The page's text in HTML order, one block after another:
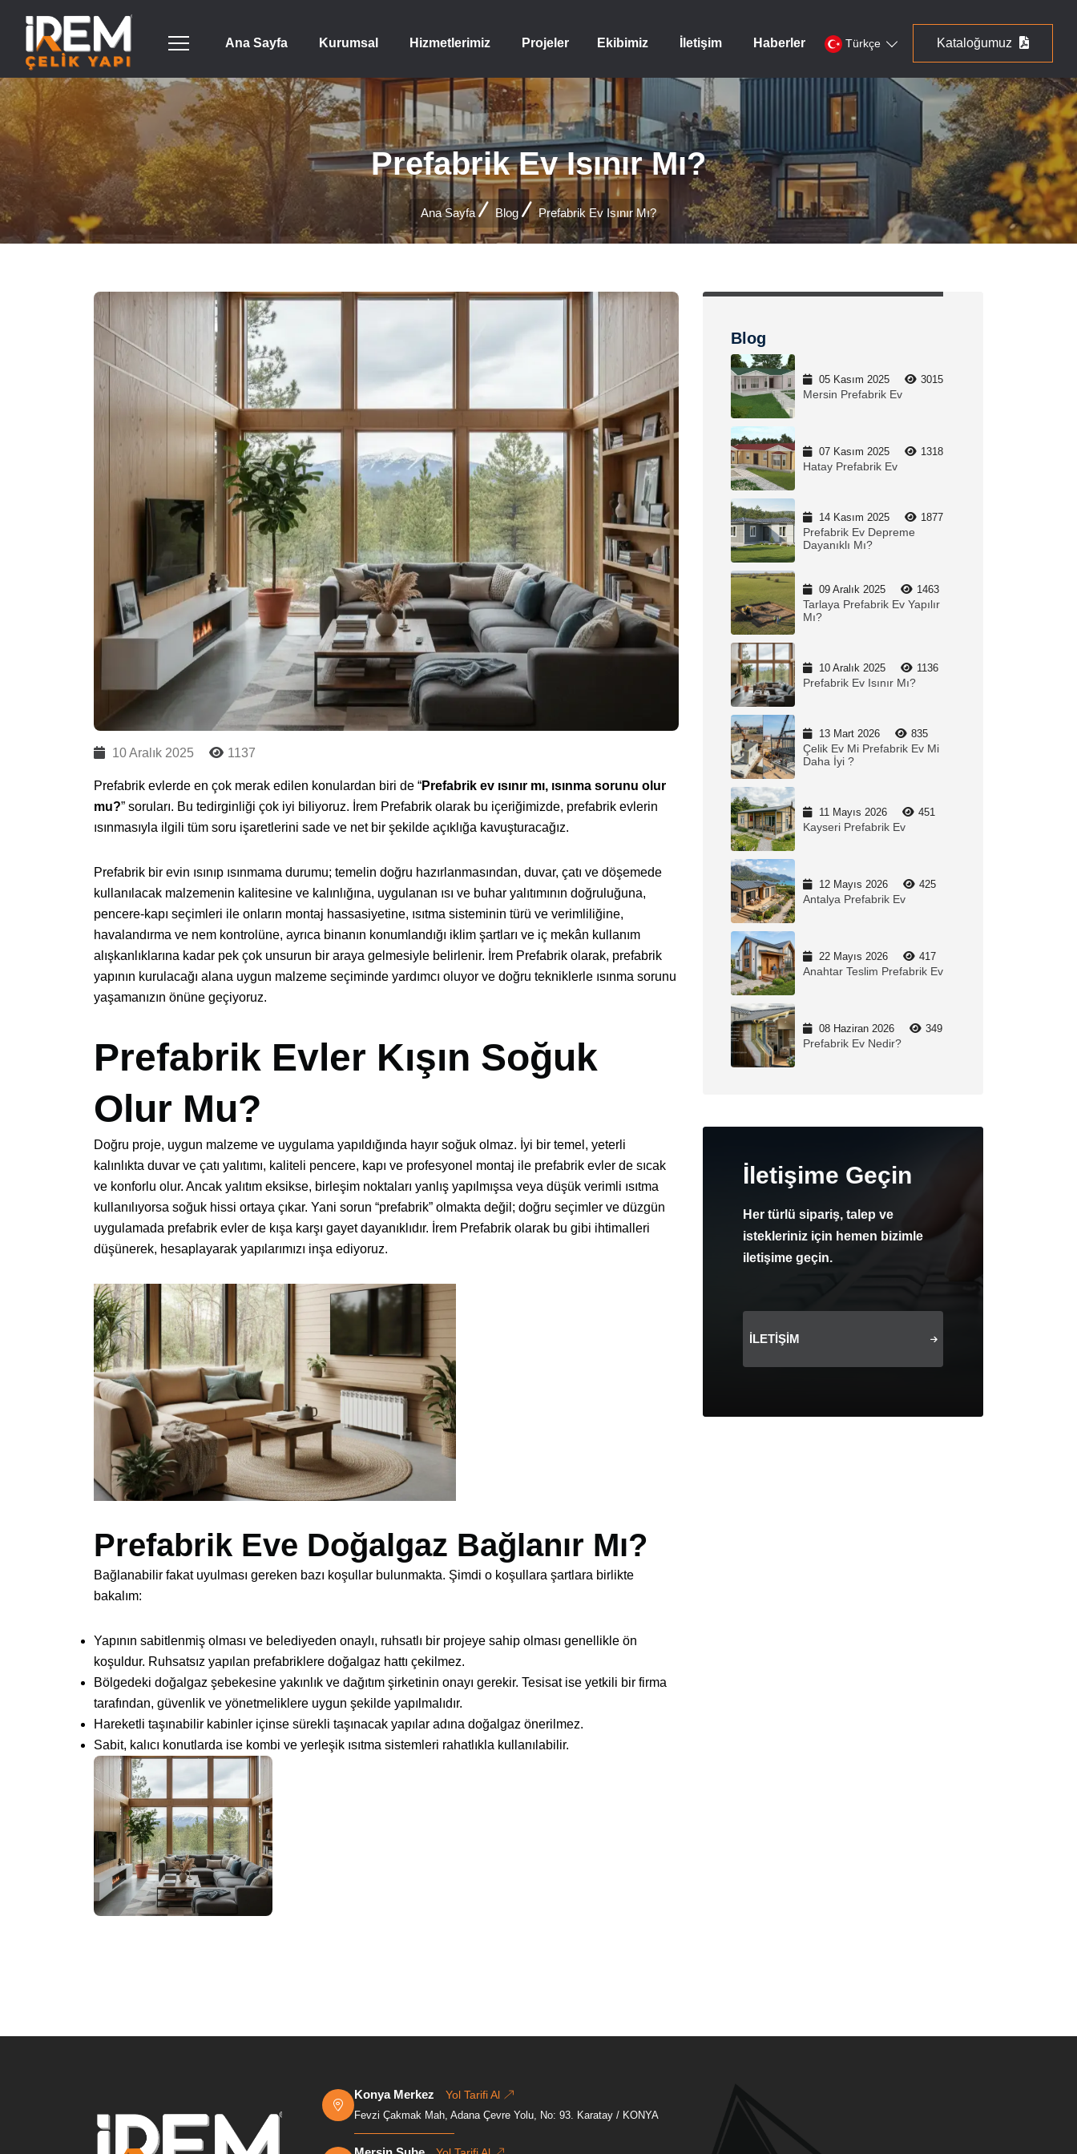
Ana Sayfa Kurumsal Hizmetlerimiz Projeler Ekibimiz İletişim Haberler Türkçe Kataloğumuz
Prefabrik Ev Isınır Mı?
Ana Sayfa Blog Prefabrik Ev Isınır Mı?
10 Aralık 2025 1137
Prefabrik evlerde en çok merak edilen konulardan biri de “Prefabrik ev ısınır mı, ısınma sorunu olur
mu?” soruları. Bu tedirginliği çok iyi biliyoruz. İrem Prefabrik olarak bu içeriğimizde, prefabrik evlerin
ısınmasıyla ilgili tüm soru işaretlerini sade ve net bir şekilde açıklığa kavuşturacağız.
Prefabrik bir evin ısınıp ısınmama durumu; temelin doğru hazırlanmasından, duvar, çatı ve döşemede
kullanılacak malzemenin kalitesine ve kalınlığına, uygulanan ısı ve buhar yalıtımının doğruluğuna,
pencere-kapı seçimleri ile onların montaj hassasiyetine, ısıtma sisteminin türü ve verimliliğine,
havalandırma ve nem kontrolüne, ayrıca binanın konumlandığı iklim şartları ve iç mekân kullanım
alışkanlıklarına kadar pek çok unsurun bir araya gelmesiyle belirlenir. İrem Prefabrik olarak, prefabrik
yapının kurulacağı alana uygun malzeme seçiminde yardımcı oluyor ve doğru tekniklerle ısınma sorunu
yaşamanızın önüne geçiyoruz.
Prefabrik Evler Kışın Soğuk
Olur Mu?
Doğru proje, uygun malzeme ve uygulama yapıldığında hayır soğuk olmaz. İyi bir temel, yeterli
kalınlıkta duvar ve çatı yalıtımı, kaliteli pencere, kapı ve profesyonel montaj ile prefabrik evler de sıcak
ve konforlu olur. Ancak yalıtım eksikse, birleşim noktaları yanlış yapılmışsa veya düşük verimli ısıtma
kullanılıyorsa soğuk hissi ortaya çıkar. Yani sorun “prefabrik” olmakta değil; doğru seçimler ve düzgün
uygulamada prefabrik evler de kışa karşı gayet dayanıklıdır. İrem Prefabrik olarak bu gibi ihtimalleri
düşünerek, hesaplayarak yapılarımızı inşa ediyoruz.
Prefabrik Eve Doğalgaz Bağlanır Mı?
Bağlanabilir fakat uyulması gereken bazı koşullar bulunmakta. Şimdi o koşullara şartlara birlikte
bakalım:
Yapının sabitlenmiş olması ve belediyeden onaylı, ruhsatlı bir projeye sahip olması genellikle ön
koşuldur. Ruhsatsız yapılan prefabriklere doğalgaz hattı çekilmez.
Bölgedeki doğalgaz şebekesine yakınlık ve dağıtım şirketinin onayı gerekir. Tesisat ise yetkili bir firma
tarafından, güvenlik ve yönetmeliklere uygun şekilde yapılmalıdır.
Hareketli taşınabilir kabinler içinse sürekli taşınacak yapılar adına doğalgaz önerilmez.
Sabit, kalıcı konutlarda ise kombi ve yerleşik ısıtma sistemleri rahatlıkla kullanılabilir.
Blog
05 Kasım 2025 3015
Mersin Prefabrik Ev
07 Kasım 2025 1318
Hatay Prefabrik Ev
14 Kasım 2025 1877
Prefabrik Ev Depreme
Dayanıklı Mı?
09 Aralık 2025 1463
Tarlaya Prefabrik Ev Yapılır
Mı?
10 Aralık 2025 1136
Prefabrik Ev Isınır Mı?
13 Mart 2026 835
Çelik Ev Mi Prefabrik Ev Mi
Daha İyi ?
11 Mayıs 2026 451
Kayseri Prefabrik Ev
12 Mayıs 2026 425
Antalya Prefabrik Ev
22 Mayıs 2026 417
Anahtar Teslim Prefabrik Ev
08 Haziran 2026 349
Prefabrik Ev Nedir?
İletişime Geçin
Her türlü sipariş, talep ve
istekleriniz için hemen bizimle
iletişime geçin.
İLETIŞIM
Konya Merkez Yol Tarifi Al
Fevzi Çakmak Mah, Adana Çevre Yolu, No: 93. Karatay / KONYA